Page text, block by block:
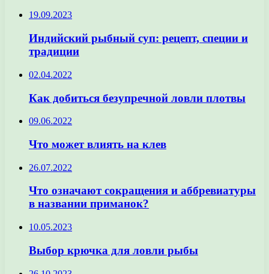
19.09.2023
Индийский рыбный суп: рецепт, специи и
традиции
02.04.2022
Как добиться безупречной ловли плотвы
09.06.2022
Что может влиять на клев
26.07.2022
Что означают сокращения и аббревиатуры
в названии приманок?
10.05.2023
Выбор крючка для ловли рыбы